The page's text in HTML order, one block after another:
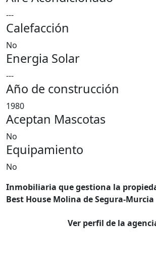
---
Calefacción
No
Energia Solar
---
Año de construcción
1980
Aceptan Mascotas
No
Equipamiento
No
Inmobiliaria que gestiona la
Best House Molina de Segura-Murcia
Ver perfil de la